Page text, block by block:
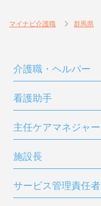
マイナビ介護職 群馬県
介護職・ヘルパー
看護助手
主任ケアマネジャー
施設長
サービス管理責任者